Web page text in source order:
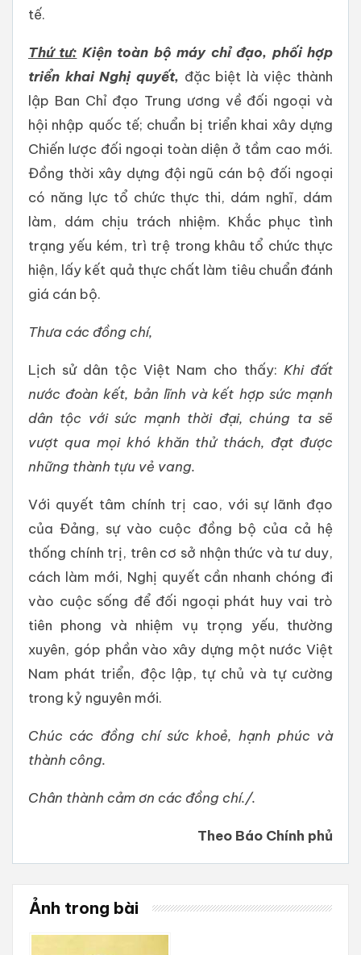
tế.
Thứ tư: Kiện toàn bộ máy chỉ đạo, phối hợp
triển khai Nghị quyết, đặc biệt là việc thành
lập Ban Chỉ đạo Trung ương về đối ngoại và
hội nhập quốc tế; chuẩn bị triển khai xây dựng
Chiến lược đối ngoại toàn diện ở tầm cao mới.
Đồng thời xây dựng đội ngũ cán bộ đối ngoại
có năng lực tổ chức thực thi, dám nghĩ, dám
làm, dám chịu trách nhiệm. Khắc phục tình
trạng yếu kém, trì trệ trong khâu tổ chức thực
hiện, lấy kết quả thực chất làm tiêu chuẩn đánh
giá cán bộ.
Thưa các đồng chí,
Lịch sử dân tộc Việt Nam cho thấy: Khi đất
nước đoàn kết, bản lĩnh và kết hợp sức mạnh
dân tộc với sức mạnh thời đại, chúng ta sẽ
vượt qua mọi khó khăn thử thách, đạt được
những thành tựu vẻ vang.
Với quyết tâm chính trị cao, với sự lãnh đạo
của Đảng, sự vào cuộc đồng bộ của cả hệ
thống chính trị, trên cơ sở nhận thức và tư duy,
cách làm mới, Nghị quyết cần nhanh chóng đi
vào cuộc sống để đối ngoại phát huy vai trò
tiên phong và nhiệm vụ trọng yếu, thường
xuyên, góp phần vào xây dựng một nước Việt
Nam phát triển, độc lập, tự chủ và tự cường
trong kỷ nguyên mới.
Chúc các đồng chí sức khoẻ, hạnh phúc và
thành công.
Chân thành cảm ơn các đồng chí./.
Theo Báo Chính phủ
Ảnh trong bài